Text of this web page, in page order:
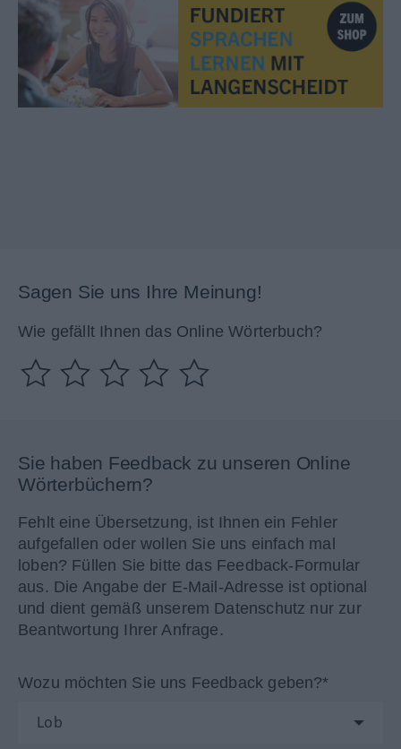
Sagen Sie uns Ihre Meinung!
Wie gefällt Ihnen das Online Wörterbuch?
Sie haben Feedback zu unseren Online
Wörterbüchern?
Fehlt eine Übersetzung, ist Ihnen ein Fehler
aufgefallen oder wollen Sie uns einfach mal
loben? Füllen Sie bitte das Feedback-Formular
aus. Die Angabe der E-Mail-Adresse ist optional
und dient gemäß unserem Datenschutz nur zur
Beantwortung Ihrer Anfrage.
Wozu möchten Sie uns Feedback geben?*